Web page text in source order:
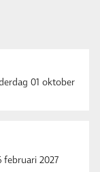
01 oktober
februari 2027